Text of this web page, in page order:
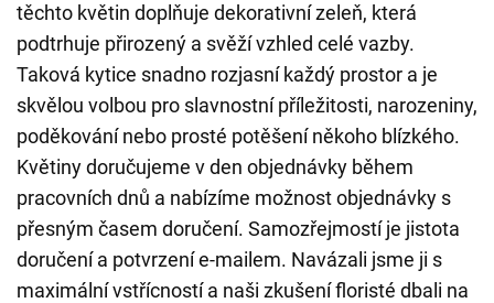
těchto květin doplňuje dekorativní zeleň, která
podtrhuje přirozený a svěží vzhled celé vazby.
Taková kytice snadno rozjasní každý prostor a je
skvělou volbou pro slavnostní příležitosti, narozeniny,
poděkování nebo prosté potěšení někoho blízkého.
Květiny doručujeme v den objednávky během
pracovních dnů a nabízíme možnost objednávky s
přesným časem doručení. Samozřejmostí je jistota
doručení a potvrzení e-mailem. Navázali jsme ji s
maximální vstřícností a naši zkušení floristé dbali na